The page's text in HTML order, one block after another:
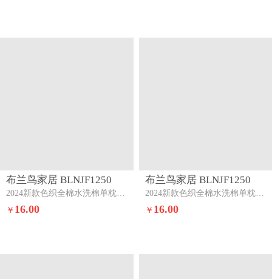
布兰鸟家居 BLNJF1250
2024新款色织全棉水洗棉单枕套一对巴莉灰橘
￥ 16.00
布兰鸟家居 BLNJF1250
2024新款色织全棉水洗棉单枕套一对维多利亚紫
￥ 16.00